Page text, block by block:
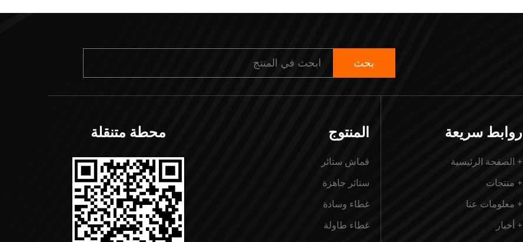
روابط سريعة
+ الصفحة الرئيسية
+ منتجات
+ معلومات عنا
+ أخبار
المنتوج
قماش ستائر
ستائر جاهزة
غطاء وسادة
غطاء طاولة
محطة متنقلة